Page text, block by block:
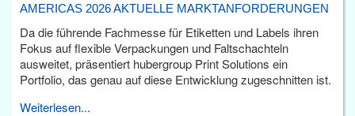
AMERICAS 2026 AKTUELLE MARKTANFORDERUNGEN
Da die führende Fachmesse für Etiketten und Labels ihren
Fokus auf flexible Verpackungen und Faltschachteln
ausweitet, präsentiert hubergroup Print Solutions ein
Portfolio, das genau auf diese Entwicklung zugeschnitten ist.
Weiterlesen...